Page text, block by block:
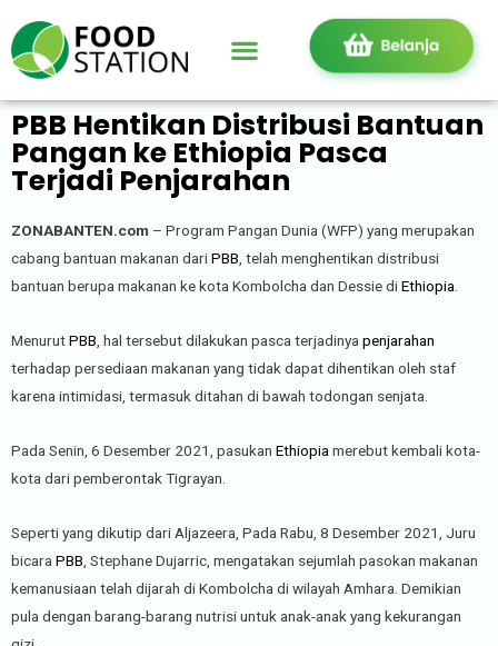
PBB Hentikan Distribusi Bantuan
Pangan ke Ethiopia Pasca
Terjadi Penjarahan
ZONABANTEN.com – Program Pangan Dunia (WFP) yang merupakan
cabang bantuan makanan dariPBB , telah menghentikan distribusi
bantuan berupa makanan ke kota Kombolcha dan Dessie diEthiopia
MenurutPBB , hal tersebut dilakukan pasca terjadinya penjarahan
terhadap persediaan makanan yang tidak dapat dihentikan oleh staf
karena intimidasi, termasuk ditahan di bawah todongan senjata.
Pada Senin, 6 Desember 2021, pasukan Ethiopia merebut kembali kota-
kota dari pemberontak Tigrayan.
Seperti yang dikutip dari Aljazeera, Pada Rabu, 8 Desember 2021, Juru
bicara PBB , Stephane Dujarric, mengatakan sejumlah pasokan makanan
kemanusiaan telah dijarah di Kombolcha di wilayah Amhara. Demikian
pula dengan barang-barang nutrisi untuk anak-anak yang kekurangan